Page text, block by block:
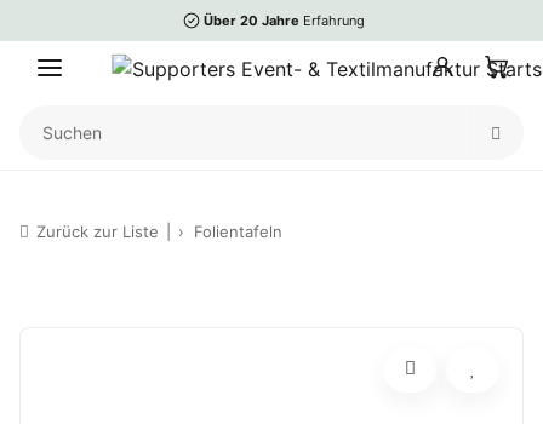
Über 20 Jahre Erfahrung
Zurück zur Liste Folientafeln